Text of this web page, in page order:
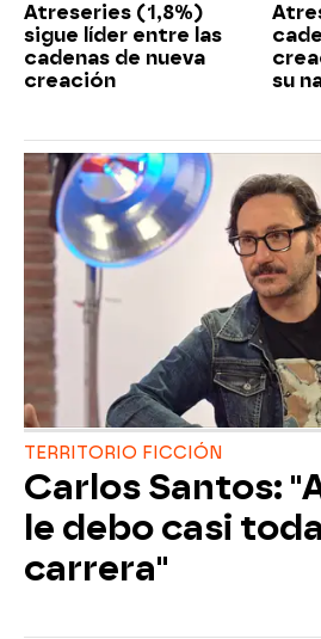
Atreseries (1,8%)
sigue líder entre las
cadenas de nueva
creación
su
TERRITORIO FICCIÓN
Carlos Santos:
le debo casi
carrera"